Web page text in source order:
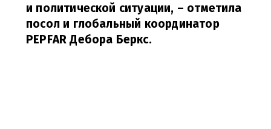
и политической ситуации, – отметила
посол и глобальный координатор
PEPFAR Дебора Беркс.